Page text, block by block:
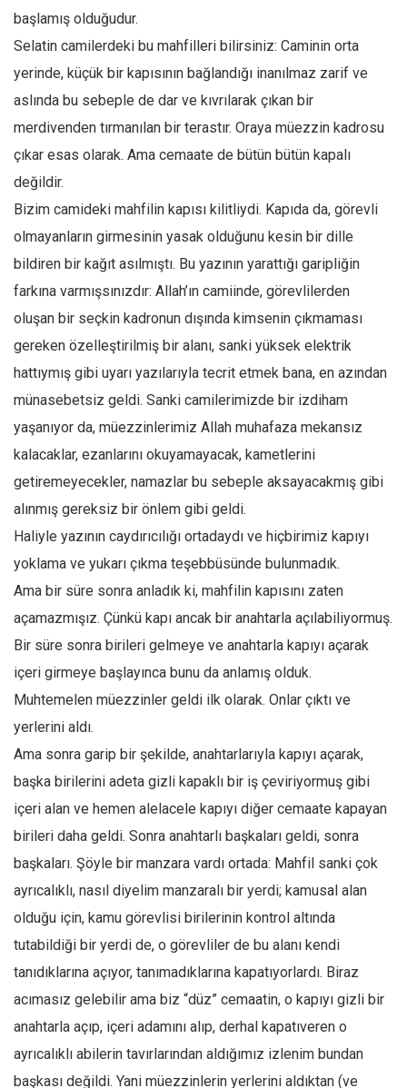
Esra Elönü
» Yazar arşivi
Bu Sayı
Kategoriler
Kültür Sanat
Kitap
Karisi kitap sualleri
7 soruda bu hafta
Ekonomi
Spor
Sağlık
Hayat
Türkiye
Siyaset
Dünya
Avrupa
Asya
Afrika
İslam Dünyası
Amerika
Düşünce
Dosyalar
başlamış olduğudur.
Selatin camilerdeki bu mahfilleri bilirsiniz: Caminin orta
yerinde, küçük bir kapısının bağlandığı inanılmaz zarif ve
aslında bu sebeple de dar ve kıvrılarak çıkan bir
merdivenden tırmanılan bir terastır. Oraya müezzin kadrosu
çıkar esas olarak. Ama cemaate de bütün bütün kapalı
değildir.
Bizim camideki mahfilin kapısı kilitliydi. Kapıda da, görevli
olmayanların girmesinin yasak olduğunu kesin bir dille
bildiren bir kağıt asılmıştı. Bu yazının yarattığı garipliğin
farkına varmışsınızdır: Allah’ın camiinde, görevlilerden
oluşan bir seçkin kadronun dışında kimsenin çıkmaması
gereken özelleştirilmiş bir alanı, sanki yüksek elektrik
hattıymış gibi uyarı yazılarıyla tecrit etmek bana, en azından
münasebetsiz geldi. Sanki camilerimizde bir izdiham
yaşanıyor da, müezzinlerimiz Allah muhafaza mekansız
kalacaklar, ezanlarını okuyamayacak, kametlerini
getiremeyecekler, namazlar bu sebeple aksayacakmış gibi
alınmış gereksiz bir önlem gibi geldi.
Haliyle yazının caydırıcılığı ortadaydı ve hiçbirimiz kapıyı
yoklama ve yukarı çıkma teşebbüsünde bulunmadık.
Ama bir süre sonra anladık ki, mahfilin kapısını zaten
açamazmışız. Çünkü kapı ancak bir anahtarla açılabiliyormuş.
Bir süre sonra birileri gelmeye ve anahtarla kapıyı açarak
içeri girmeye başlayınca bunu da anlamış olduk.
Muhtemelen müezzinler geldi ilk olarak. Onlar çıktı ve
yerlerini aldı.
Ama sonra garip bir şekilde, anahtarlarıyla kapıyı açarak,
başka birilerini adeta gizli kapaklı bir iş çeviriyormuş gibi
içeri alan ve hemen alelacele kapıyı diğer cemaate kapayan
birileri daha geldi. Sonra anahtarlı başkaları geldi, sonra
başkaları. Şöyle bir manzara vardı ortada: Mahfil sanki çok
ayrıcalıklı, nasıl diyelim manzaralı bir yerdi; kamusal alan
olduğu için, kamu görevlisi birilerinin kontrol altında
tutabildiği bir yerdi de, o görevliler de bu alanı kendi
tanıdıklarına açıyor, tanımadıklarına kapatıyorlardı. Biraz
acımasız gelebilir ama biz “düz” cemaatin, o kapıyı gizli bir
anahtarla açıp, içeri adamını alıp, derhal kapatıveren o
ayrıcalıklı abilerin tavırlarından aldığımız izlenim bundan
başkası değildi. Yani müezzinlerin yerlerini aldıktan (ve